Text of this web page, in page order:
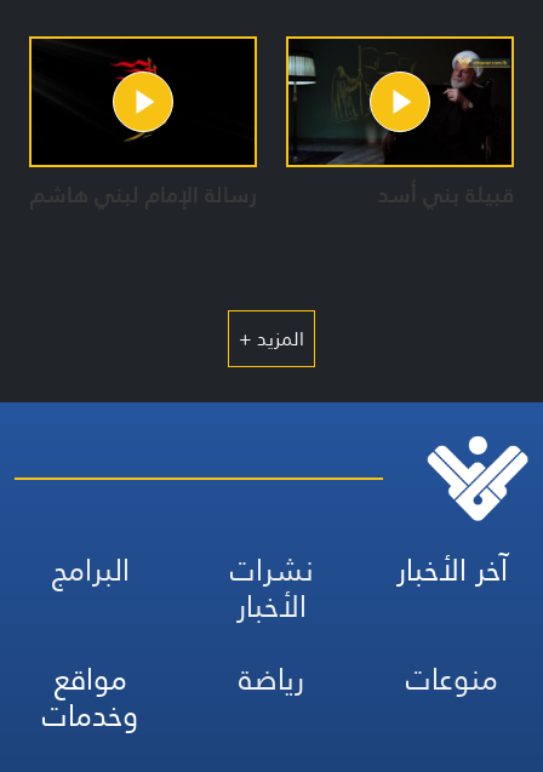
قبيلة بني أسد رسالة الإمام لبني هاشم
المزيد +
آخر الأخبار نشرات
الأخبار
البرامج
منوعات
رياضة مواقع
وخدمات